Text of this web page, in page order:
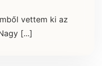
vettem ki az
[...]